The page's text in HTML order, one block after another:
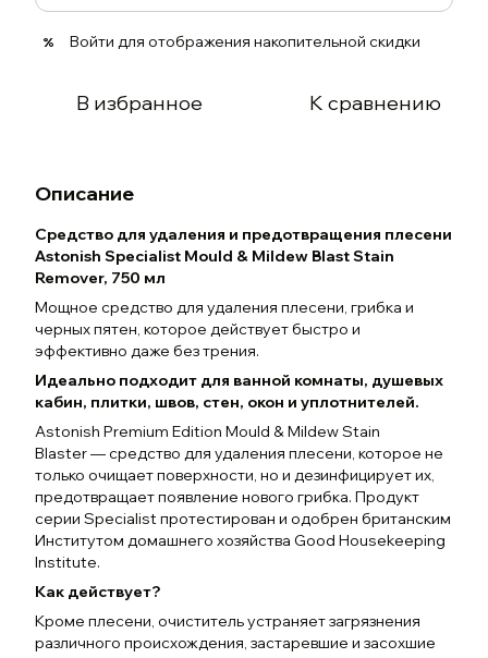
% Войти для отображения накопительной скидки
В избранное К сравнению
Описание
Средство для удаления и предотвращения плесени
Astonish Specialist Mould & Mildew Blast Stain
Remover, 750 мл
Мощное средство для удаления плесени, грибка и
черных пятен, которое действует быстро и
эффективно даже без трения.
Идеально подходит для ванной комнаты, душевых
кабин, плитки, швов, стен, окон и уплотнителей.
Astonish Premium Edition Mould & Mildew Stain
Blaster — средство для удаления плесени, которое не
только очищает поверхности, но и дезинфицирует их,
предотвращает появление нового грибка. Продукт
серии Specialist протестирован и одобрен британским
Институтом домашнего хозяйства Good Housekeeping
Institute.
Как действует?
Кроме плесени, очиститель устраняет загрязнения
различного происхождения, застаревшие и засохшие